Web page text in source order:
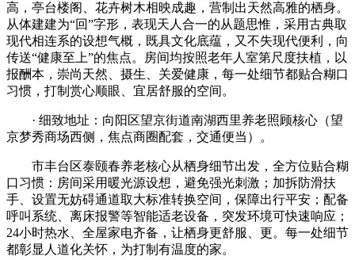
高，亭台楼阁、花卉树木相映成趣，营制出天然高雅的栖身。
从体建建为“回”字形，表现天人合一的从题思惟，采用古典取
现代相连系的设想气概，既具文化底蕴，又不失现代便利，向
传送“健康至上”的焦点。房间均按照老年人室第尺度扶植，以
报酬本，崇尚天然、摄生、关爱健康，每一处细节都贴合糊口
习惯，打制赏心顺眼、宜居舒服的空间。
· 细致地址：向阳区望京街道南湖西里养老照顾核心（望
京梦秀商场西侧，焦点商圈配套，交通便当）。
市丰台区泰颐春养老核心从栖身细节出发，全方位贴合糊
口习惯：房间采用暖光源设想，避免强光刺激；加拆防滑扶
手、设置无妨碍通道取大标准转换空间，保障出行平安；配备
呼叫系统、离床报警等智能适老设备，突发环境可快速响应；
24小时热水、全屋家电齐备，让栖身更舒服、更。每一处细节
都彰显人道化关怀，为打制有温度的家。